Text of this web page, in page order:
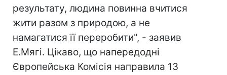
результату, людина повинна вчитися
жити разом з природою, а не
намагатися її переробити", - заявив
Е.Мягі. Цікаво, що напередодні
Європейська Комісія направила 13